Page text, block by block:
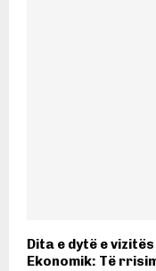
Dita e dytë e
Ekonomik: Të